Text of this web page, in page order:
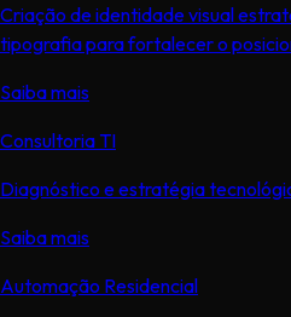
Criação de identidade visual
tipografia para fortalecer o
Saiba mais
Consultoria TI
Diagnóstico e estratégia
Saiba mais
Automação Residencial